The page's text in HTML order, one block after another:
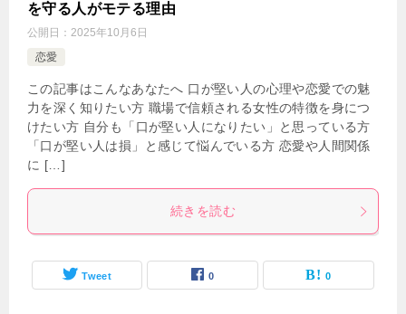
を守る人がモテる理由
公開日： 2025年10月6日
恋愛
この記事はこんなあなたへ 口が堅い人の心理や恋愛での魅
力を深く知りたい方 職場で信頼される女性の特徴を身につ
けたい方 自分も「口が堅い人になりたい」と思っている方
「口が堅い人は損」と感じて悩んでいる方 恋愛や人間関係
に […]
続きを読む
Tweet 0 0